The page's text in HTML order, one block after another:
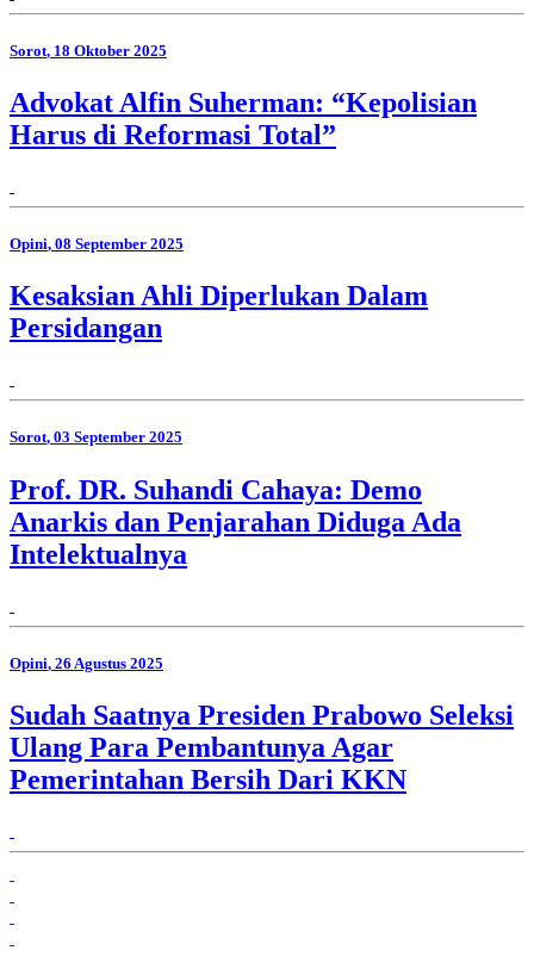
Sorot, 18 Oktober 2025
Advokat Alfin Suherman: “Kepolisian
Harus di Reformasi Total”
Opini, 08 September 2025
Kesaksian Ahli Diperlukan Dalam
Persidangan
Sorot, 03 September 2025
Prof. DR. Suhandi Cahaya: Demo
Anarkis dan Penjarahan Diduga Ada
Intelektualnya
Opini, 26 Agustus 2025
Sudah Saatnya Presiden Prabowo Seleksi
Ulang Para Pembantunya Agar
Pemerintahan Bersih Dari KKN